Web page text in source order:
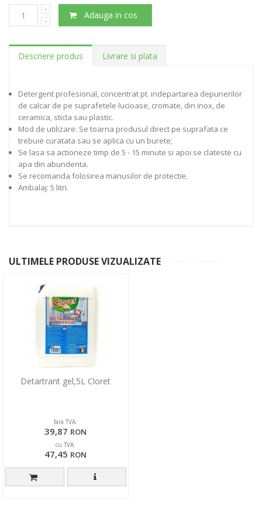
Adauga in cos
Descriere produs Livrare si plata
Detergent profesional, concentrat pt. indepartarea depunerilor
de calcar de pe suprafetele lucioase, cromate, din inox, de
ceramica, sticla sau plastic.
Mod de utilizare: Se toarna produsul direct pe suprafata ce
trebuie curatata sau se aplica cu un burete;
Se lasa sa actioneze timp de 5 - 15 minute si apoi se clateste cu
apa din abundenta.
Se recomanda folosirea manusilor de protectie.
Ambalaj: 5 litri.
ULTIMELE PRODUSE VIZUALIZATE
Detartrant gel,5L Cloret
fara TVA:
39,87 RON
cu TVA:
47,45 RON